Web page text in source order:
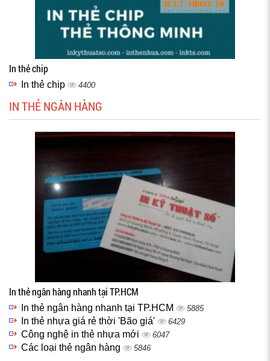
In thẻ chip
In thẻ chip 4400
IN THẺ NGÂN HÀNG
In thẻ ngân hàng nhanh tại TP.HCM
In thẻ ngân hàng nhanh tại TP.HCM 5885
In thẻ nhựa giá rẻ thời 'Bão giá' 6429
Công nghệ in thẻ nhựa mới 6047
Các loại thẻ ngân hàng 5846